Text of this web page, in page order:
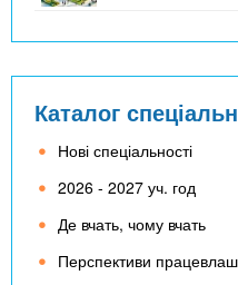
Каталог
Нові спеціальності
2026 - 2027 уч. год
Де вчать, чому вчать
Перспективи